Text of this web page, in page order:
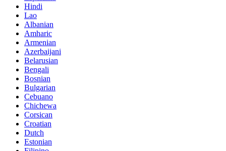
Hindi
Lao
Albanian
Amharic
Armenian
Azerbaijani
Belarusian
Bengali
Bosnian
Bulgarian
Cebuano
Chichewa
Corsican
Croatian
Dutch
Estonian